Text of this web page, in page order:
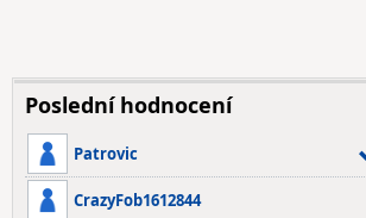
Poslední hodnocení
Patrovic
CrazyFob1612844